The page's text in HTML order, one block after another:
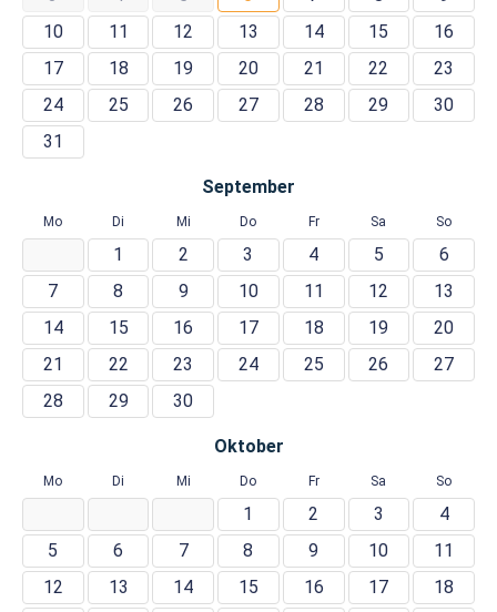
10
11 12 13 14 15
16
17
18 19 20 21 22
23
24
25 26 27 28 29
30
31
September
Mo Di Mi Do Fr Sa So
1 2 3 4 5
6
7
8 9 10 11 12
13
14
15 16 17 18 19
20
21
22 23 24 25 26
27
28
29 30
Oktober
Mo Di Mi Do Fr Sa So
1 2 3
4
5
6 7 8 9 10
11
12
13 14 15 16 17
18